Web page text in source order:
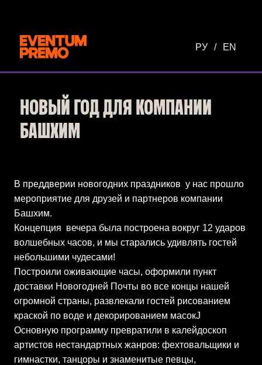
РУ / EN
НОВЫЙ ГОД ДЛЯ КОМПАНИИ
БАШХИМ
В преддверии новогодних праздников у нас прошло
мероприятие для друзей и партнеров компании
Башхим.
Концепция вечера была построена вокруг 12 ударов
волшебных часов, и мы старались удивлять гостей
небольшими чудесами!
Построили оживающие часы, оформили пункт
доставки Новогодней Почты во все концы нашей
огромной страны, развлекали гостей рисованием
краской по воде и декорированием масокJ
Основную программу превратили в калейдоскоп
артистов нестандартных жанров: фехтовальщики и
гимнастки, танцоры и знаменитые певцы,